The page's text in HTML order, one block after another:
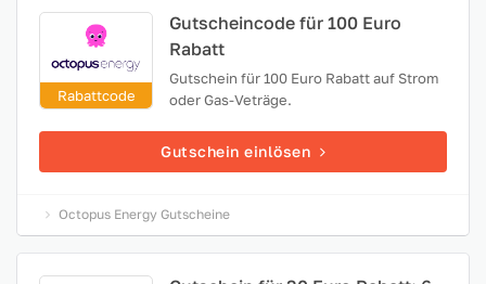
Rabattcode
Gutscheincode für 100 Euro
Rabatt
Gutschein für 100 Euro Rabatt auf Strom
oder Gas-Veträge.
Gutschein einlösen
Octopus Energy Gutscheine